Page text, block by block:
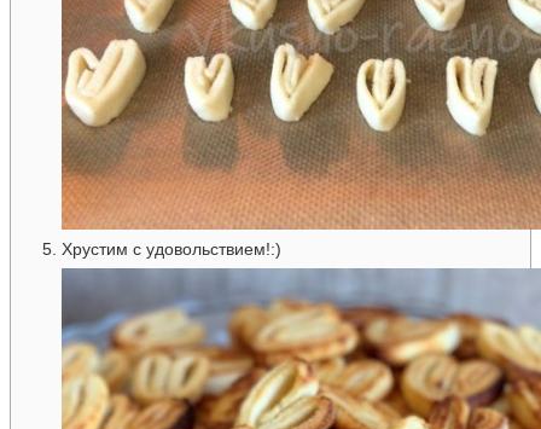
Хрустим с удовольствием!:)